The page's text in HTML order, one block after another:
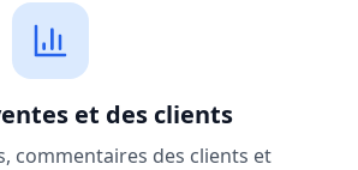
et des clients
commentaires des clients et